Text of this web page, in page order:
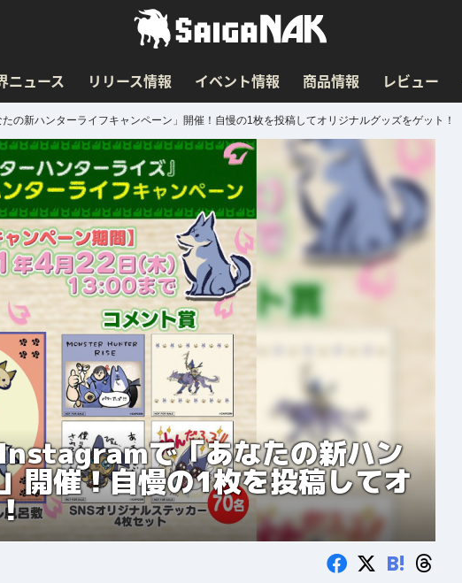
ニュース リリース情報 イベント情報 商品情報 レビュー
の新ハンターライフキャンペーン」開催！自慢の1枚を投稿してオリジナルグッズをゲット！
で「あなたの新ハン
開催！自慢の1枚を投稿してオ
B!